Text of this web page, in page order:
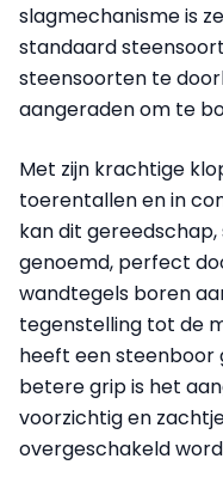
slagmechanisme is
standaard
steensoorten te
aangeraden om te
Met zijn krachtige
toerentallen en in
kan dit
genoemd, perfect
wandtegels boren
tegenstelling tot de
heeft een steenboor
betere grip is het
voorzichtig en
overgeschakeld